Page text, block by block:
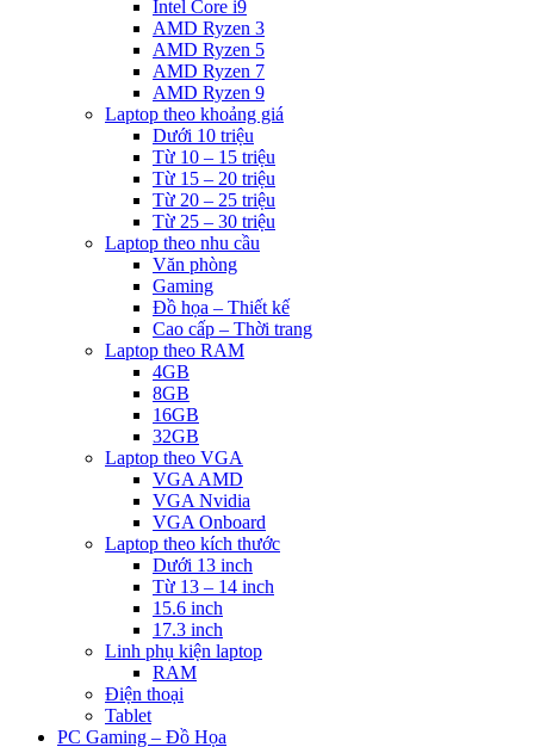
Intel Core i9
AMD Ryzen 3
AMD Ryzen 5
AMD Ryzen 7
AMD Ryzen 9
Laptop theo khoảng giá
Dưới 10 triệu
Từ 10 – 15 triệu
Từ 15 – 20 triệu
Từ 20 – 25 triệu
Từ 25 – 30 triệu
Laptop theo nhu cầu
Văn phòng
Gaming
Đồ họa – Thiết kế
Cao cấp – Thời trang
Laptop theo RAM
4GB
8GB
16GB
32GB
Laptop theo VGA
VGA AMD
VGA Nvidia
VGA Onboard
Laptop theo kích thước
Dưới 13 inch
Từ 13 – 14 inch
15.6 inch
17.3 inch
Linh phụ kiện laptop
RAM
Điện thoại
Tablet
PC Gaming – Đồ Họa